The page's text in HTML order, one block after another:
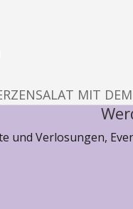
MIT
und Verlosungen,